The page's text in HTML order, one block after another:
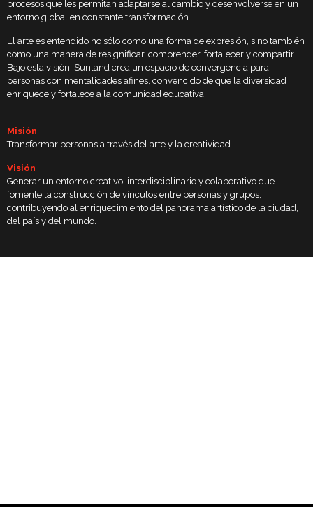
procesos que les permitan adaptarse al cambio y desenvolverse en un
entorno global en constante transformación.
El arte es entendido no sólo como una forma de expresión, sino también
como una manera de resignificar, comprender, fortalecer y compartir.
Bajo esta visión, Sunland crea un espacio de convergencia para
personas con mentalidades afines, convencido de que la diversidad
enriquece y fortalece a la comunidad educativa.
Misión
Transformar personas a través del arte y la creatividad.
Visión
Generar un entorno creativo, interdisciplinario y colaborativo que
fomente la construcción de vínculos entre personas y grupos,
contribuyendo al enriquecimiento del panorama artístico de la ciudad,
del país y del mundo.